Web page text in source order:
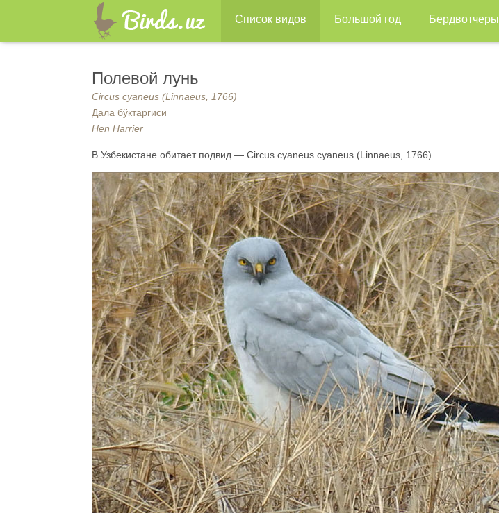
Список видов Большой год Бердвотчеры
Полевой лунь
Circus cyaneus (Linnaeus, 1766)
Дала бўктаргиси
Hen Harrier
В Узбекистане обитает подвид — Circus cyaneus cyaneus (Linnaeus, 1766)